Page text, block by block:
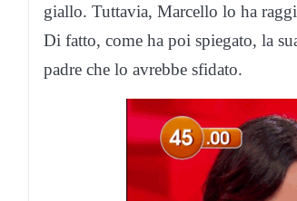
giallo. Tuttavia, Marcello lo ha
Di fatto, come ha poi spiegato, la
padre che lo avrebbe sfidato.